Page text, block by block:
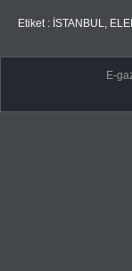
Etiket : İSTANBUL,
E-